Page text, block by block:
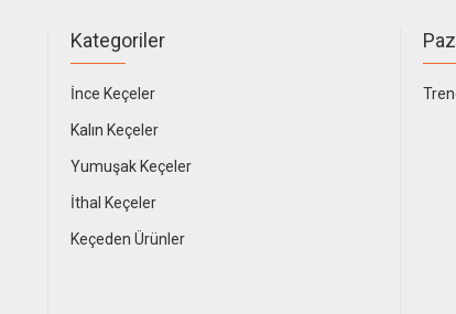
Kategoriler
İnce Keçeler
Kalın Keçeler
Yumuşak Keçeler
İthal Keçeler
Keçeden Ürünler